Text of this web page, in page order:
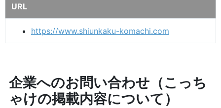
URL
https://www.shiunkaku-komachi.com
企業へのお問い合わせ（こっち
ゃけの掲載内容について）